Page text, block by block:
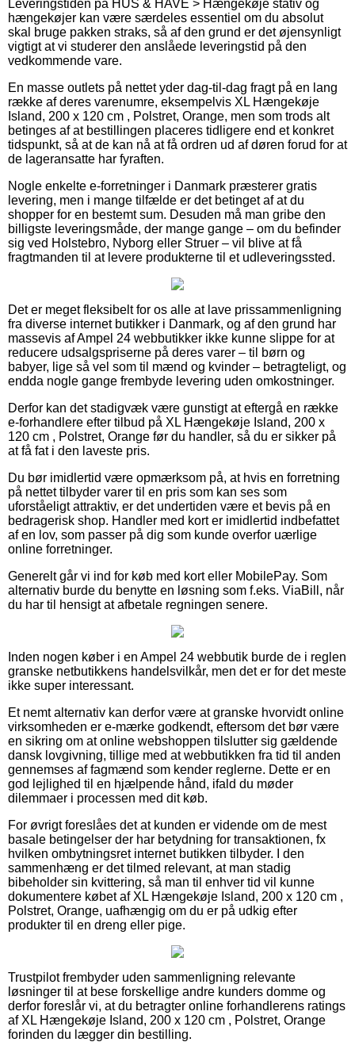
Leveringstiden på HUS & HAVE > Hængekøje stativ og
hængekøjer kan være særdeles essentiel om du absolut
skal bruge pakken straks, så af den grund er det øjensynligt
vigtigt at vi studerer den anslåede leveringstid på den
vedkommende vare.
En masse outlets på nettet yder dag-til-dag fragt på en lang
række af deres varenumre, eksempelvis XL Hængekøje
Island, 200 x 120 cm , Polstret, Orange, men som trods alt
betinges af at bestillingen placeres tidligere end et konkret
tidspunkt, så at de kan nå at få ordren ud af døren forud for at
de lageransatte har fyraften.
Nogle enkelte e-forretninger i Danmark præsterer gratis
levering, men i mange tilfælde er det betinget af at du
shopper for en bestemt sum. Desuden må man gribe den
billigste leveringsmåde, der mange gange – om du befinder
sig ved Holstebro, Nyborg eller Struer – vil blive at få
fragtmanden til at levere produkterne til et udleveringssted.
Det er meget fleksibelt for os alle at lave prissammenligning
fra diverse internet butikker i Danmark, og af den grund har
massevis af Ampel 24 webbutikker ikke kunne slippe for at
reducere udsalgspriserne på deres varer – til børn og
babyer, lige så vel som til mænd og kvinder – betragteligt, og
endda nogle gange frembyde levering uden omkostninger.
Derfor kan det stadigvæk være gunstigt at eftergå en række
e-forhandlere efter tilbud på XL Hængekøje Island, 200 x
120 cm , Polstret, Orange før du handler, så du er sikker på
at få fat i den laveste pris.
Du bør imidlertid være opmærksom på, at hvis en forretning
på nettet tilbyder varer til en pris som kan ses som
uforståeligt attraktiv, er det undertiden være et bevis på en
bedragerisk shop. Handler med kort er imidlertid indbefattet
af en lov, som passer på dig som kunde overfor uærlige
online forretninger.
Generelt går vi ind for køb med kort eller MobilePay. Som
alternativ burde du benytte en løsning som f.eks. ViaBill, når
du har til hensigt at afbetale regningen senere.
Inden nogen køber i en Ampel 24 webbutik burde de i reglen
granske netbutikkens handelsvilkår, men det er for det meste
ikke super interessant.
Et nemt alternativ kan derfor være at granske hvorvidt online
virksomheden er e-mærke godkendt, eftersom det bør være
en sikring om at online webshoppen tilslutter sig gældende
dansk lovgivning, tillige med at webbutikken fra tid til anden
gennemses af fagmænd som kender reglerne. Dette er en
god lejlighed til en hjælpende hånd, ifald du møder
dilemmaer i processen med dit køb.
For øvrigt foreslåes det at kunden er vidende om de mest
basale betingelser der har betydning for transaktionen, fx
hvilken ombytningsret internet butikken tilbyder. I den
sammenhæng er det tilmed relevant, at man stadig
bibeholder sin kvittering, så man til enhver tid vil kunne
dokumentere købet af XL Hængekøje Island, 200 x 120 cm ,
Polstret, Orange, uafhængig om du er på udkig efter
produkter til en dreng eller pige.
Trustpilot frembyder uden sammenligning relevante
løsninger til at bese forskellige andre kunders domme og
derfor foreslår vi, at du betragter online forhandlerens ratings
af XL Hængekøje Island, 200 x 120 cm , Polstret, Orange
forinden du lægger din bestilling.